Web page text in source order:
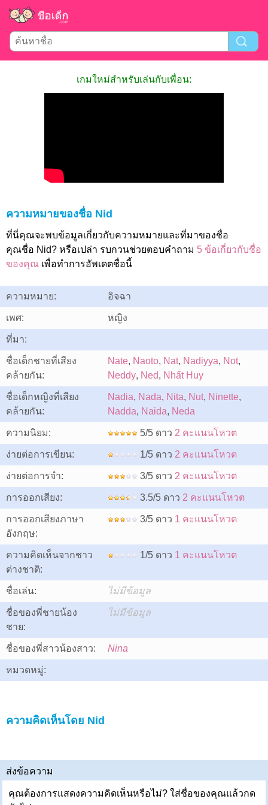
เกมใหม่สำหรับเล่นกับเพื่อน:
ความหมายของชื่อ Nid
ที่นี่คุณจะพบข้อมูลเกี่ยวกับความหมายและที่มาของชื่อ
คุณชื่อ Nid? หรือเปล่า รบกวนช่วยตอบคำถาม 5 ข้อเกี่ยวกับชื่อ
ของคุณ เพื่อทำการอัพเดตชื่อนี้
ความหมาย: อิจฉา
เพศ: หญิง
ที่มา:
ชื่อเด็กชายที่เสียง
คล้ายกัน:
Nate, Naoto, Nat, Nadiyya, Not,
Neddy, Ned, Nhất Huy
ชื่อเด็กหญิงที่เสียง
คล้ายกัน:
Nadia, Nada, Nita, Nut, Ninette,
Nadda, Naida, Neda
ความนิยม: 5/5 ดาว 2 คะแนนโหวต
ง่ายต่อการเขียน: 1/5 ดาว 2 คะแนนโหวต
ง่ายต่อการจำ: 3/5 ดาว 2 คะแนนโหวต
การออกเสียง: 3.5/5 ดาว 2 คะแนนโหวต
การออกเสียงภาษา
อังกฤษ:
3/5 ดาว 1 คะแนนโหวต
ความคิดเห็นจากชาว
ต่างชาติ:
1/5 ดาว 1 คะแนนโหวต
ชื่อเล่น: ไม่มีข้อมูล
ชื่อของพี่ชายน้อง
ชาย:
ไม่มีข้อมูล
ชื่อของพี่สาวน้องสาว: Nina
หมวดหมู่:
ความคิดเห็นโดย Nid
ส่งข้อความ
คุณต้องการแสดงความคิดเห็นหรือไม่? ใส่ชื่อของคุณแล้วกด